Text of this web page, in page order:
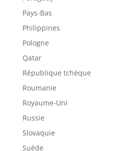
Pays-Bas
Philippines
Pologne
Qatar
République tchèque
Roumanie
Royaume-Uni
Russie
Slovaquie
Suède